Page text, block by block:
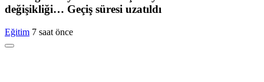
değişikliği… Geçiş süresi uzatıldı
Eğitim 7 saat önce